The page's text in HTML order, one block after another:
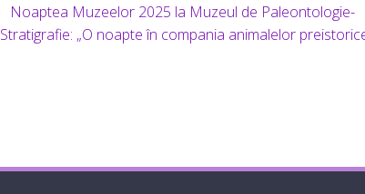
Noaptea Muzeelor 2025 la Muzeul de Paleontologie-
Stratigrafie: „O noapte în compania animalelor